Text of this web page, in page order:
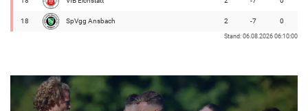
18 SpVgg Ansbach 2 -7 0
Stand: 06.08.2026 06:10:00